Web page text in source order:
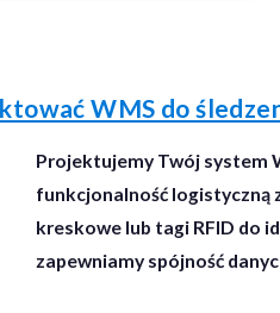
WMS do
Projektujemy Twój system
funkcjonalność logistyczną
kreskowe lub tagi RFID do
zapewniamy spójność